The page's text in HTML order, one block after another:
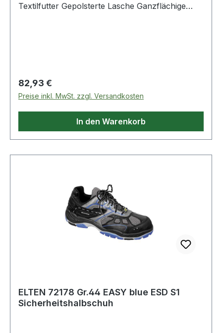
Textilfutter Gepolsterte Lasche Ganzflächige
Regulärer Preis:
82,93 €
Preise inkl. MwSt. zzgl. Versandkosten
In den Warenkorb
ELTEN 72178 Gr.44 EASY blue ESD S1
Sicherheitshalbschuh